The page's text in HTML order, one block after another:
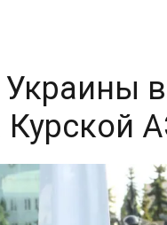
Курской